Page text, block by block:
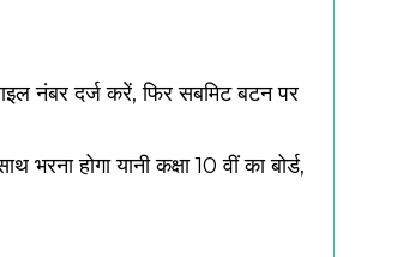
नंबर दर्ज करें, फिर सबमिट बटन पर
होगा यानी कक्षा 10 वीं का बोर्ड,